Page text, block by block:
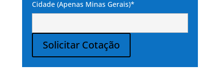
Cidade (Apenas Minas Gerais)*
Solicitar Cotação